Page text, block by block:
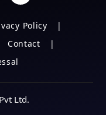
Policy
Contact
Ltd.